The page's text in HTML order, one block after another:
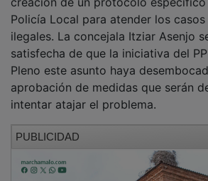
Policía Local para atender los casos
ilegales. La concejala Itziar Asenjo
satisfecha de que la iniciativa del
Pleno este asunto haya
aprobación de medidas que serán
intentar atajar el problema.